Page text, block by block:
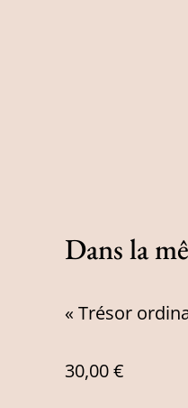
Dans la
« Trésor
30,00 €